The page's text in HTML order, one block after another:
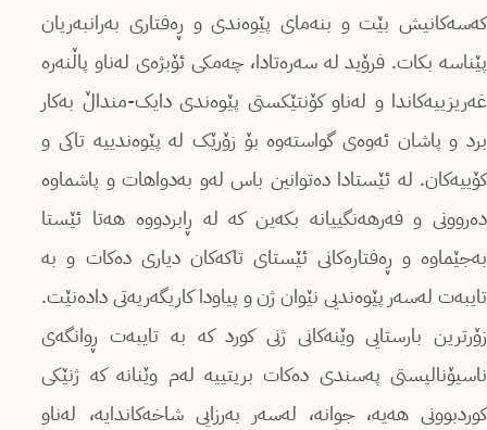
کەسەکانیش بێت و بنەمای پێوەندی و ڕەفتاری بەرانبەریان
پێناسە بکات. فرۆید لە سەرەتادا، چەمکی ئۆبژەی لەناو پاڵنەرە
غەریزییەکاندا و لەناو کۆنتێکستی پێوەندی دایک-منداڵ بەکار
برد و پاشان ئەوەی گواستەوە بۆ زۆرێک لە پێوەندییە تاکی و
کۆییەکان. لە ئێستادا دەتوانین باس لەو بەدواهات و پاشماوە
دەروونی و فەرهەنگییانە بکەین کە لە ڕابردووە هەتا ئێستا
بەجێماوە و ڕەفتارەکانی ئێستای تاکەکان دیاری دەکات و بە
تایبەت لەسەر پێوەندیی نێوان ژن و پیاودا کاریگەریەتی دادەنێت.
زۆرترین بارستایی وێنەکانی ژنی کورد کە بە تایبەت ڕوانگەی
ناسیۆنالیستی پەسندی دەکات بریتییە لەم وێنانە کە ژنێکی
کوردبوونی هەیە، جوانە، لەسەر بەرزایی شاخەکاندایە، لەناو